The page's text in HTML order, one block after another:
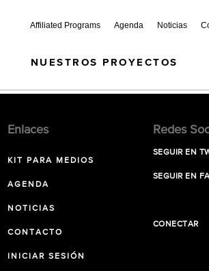
Affiliated Programs Agenda Noticias
NUESTROS PROYECTOS
Enlaces
KIT PARA MEDIOS
AGENDA
NOTICIAS
CONTACTO
INICIAR SESIÓN
Redes
SEGUIR EN
SEGUIR EN
CONECTAR